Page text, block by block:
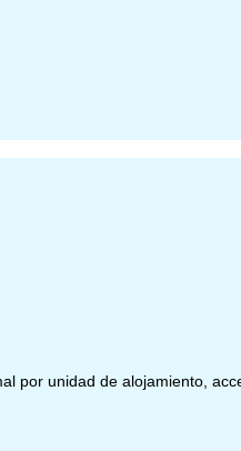
por unidad de alojamiento,